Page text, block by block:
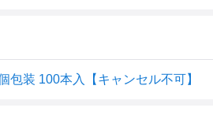
装 100本入【キャンセル不可】